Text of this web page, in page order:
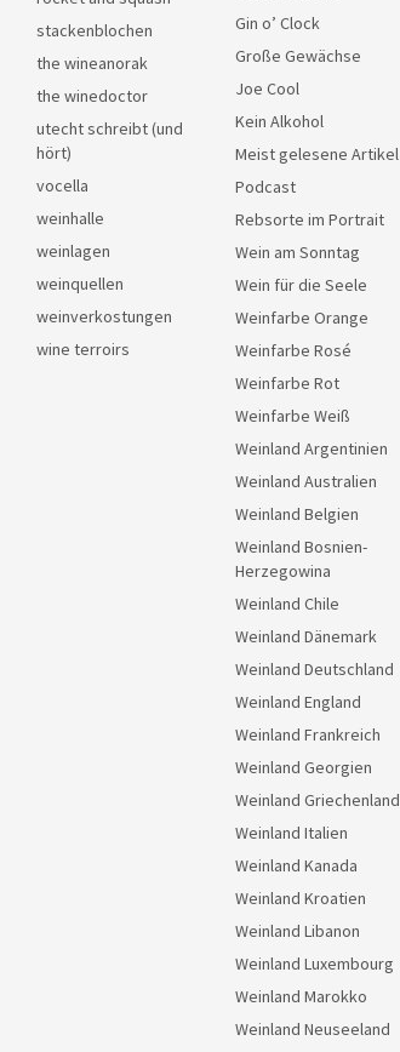
stackenblochen
the wineanorak
the winedoctor
utecht schreibt (und
hört)
vocella
weinhalle
weinlagen
weinquellen
weinverkostungen
wine terroirs
Gin o’ Clock
Große Gewächse
Joe Cool
Kein Alkohol
Meist gelesene Artikel
Podcast
Rebsorte im Portrait
Wein am Sonntag
Wein für die Seele
Weinfarbe Orange
Weinfarbe Rosé
Weinfarbe Rot
Weinfarbe Weiß
Weinland Argentinien
Weinland Australien
Weinland Belgien
Weinland Bosnien-
Herzegowina
Weinland Chile
Weinland Dänemark
Weinland Deutschland
Weinland England
Weinland Frankreich
Weinland Georgien
Weinland Griechenland
Weinland Italien
Weinland Kanada
Weinland Kroatien
Weinland Libanon
Weinland Luxembourg
Weinland Marokko
Weinland Neuseeland